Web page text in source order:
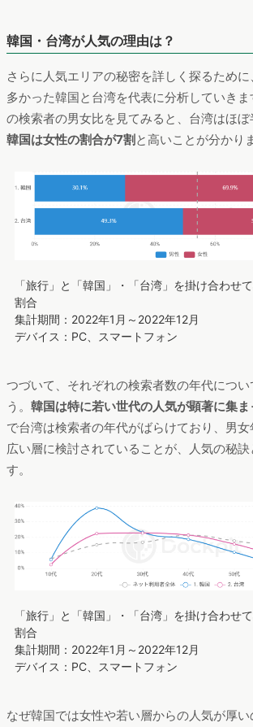
韓国・台湾が人気の理由は？
さらに人気エリアの秘密を詳しく探るため
多かった韓国と台湾を代表に分析していき
の検索者の男女比を見てみると、台湾はほぼ
韓国は女性の割合が7割と高いことが分かり
「旅行」と「韓国」・「台湾」を掛け合わせ
割合
集計期間：2022年1月～2022年12月
デバイス：PC、スマートフォン
つづいて、それぞれの検索者数の年代につい
う。 韓国は特に若い世代の人気が顕著に集ま
で台湾は検索者の年代がばらけており、男
広い層に検討されていることが、人気の秘
す。
「旅行」と「韓国」・「台湾」を掛け合わせ
割合
集計期間：2022年1月～2022年12月
デバイス：PC、スマートフォン
なぜ韓国では女性や若い層からの人気が厚